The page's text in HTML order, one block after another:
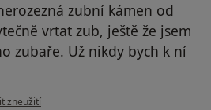
zubní kámen od
vrtat zub, ještě že jsem
zubaře. Už nikdy bych k ní
uživatele Váš účet byl odstraněn
zneužití